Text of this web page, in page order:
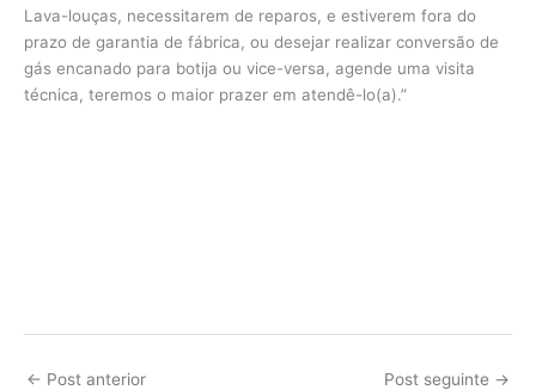
Lava-louças, necessitarem de reparos, e estiverem fora do
prazo de garantia de fábrica, ou desejar realizar conversão de
gás encanado para botija ou vice-versa, agende uma visita
técnica, teremos o maior prazer em atendê-lo(a).”
← Post anterior Post seguinte →